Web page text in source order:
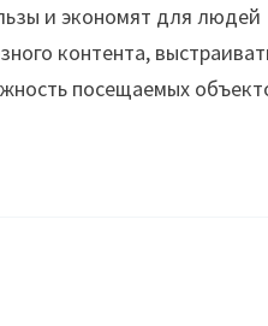
и экономят для людей
контента,
посещаемых